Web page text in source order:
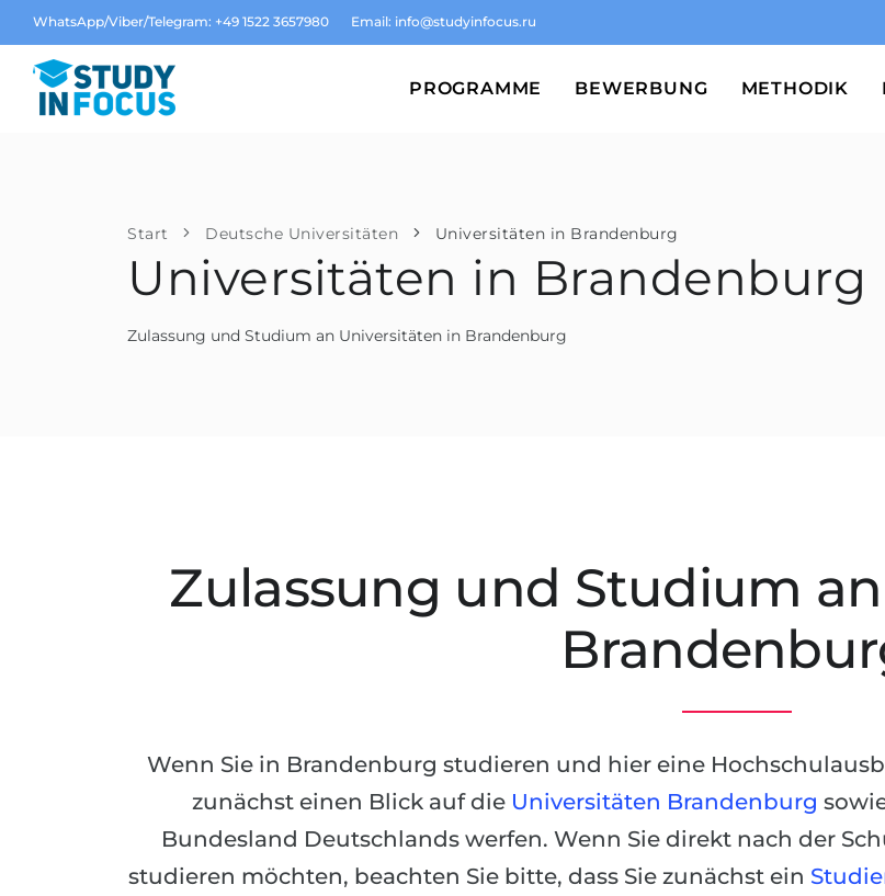
WhatsApp/Viber/Telegram: +49 1522 3657980 Email: info@studyinfocus.ru
PROGRAMME BEWERBUNG METHODIK
Start Deutsche Universitäten Universitäten in Brandenburg
Universitäten in Brandenburg
Zulassung und Studium an Universitäten in Brandenburg
Zulassung und Studium
Wenn Sie in Brandenburg studieren und hier eine
zunächst einen Blick auf die Universitäten Brandenburg
Bundesland Deutschlands werfen. Wenn Sie direkt nach der
studieren möchten, beachten Sie bitte, dass Sie zunächst ein